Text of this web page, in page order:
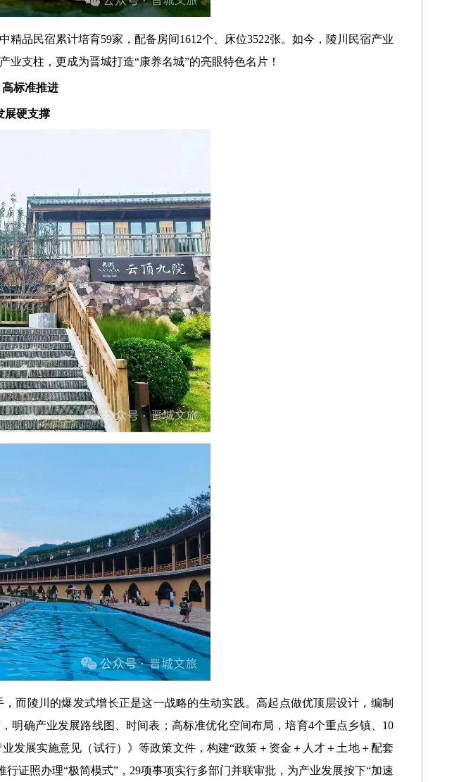
品民宿累计培育59家，配备房间1612个、床位3522张。如今，陵川民宿产业
支柱，更成为晋城打造“康养名城”的亮眼特色名片！
标准推进
展硬支撑
而陵川的爆发式增长正是这一战略的生动实践。高起点做优顶层设计，编制
明确产业发展路线图、时间表；高标准优化空间布局，培育4个重点乡镇、10
发展实施意见（试行）》等政策文件，构建“政策＋资金＋人才＋土地＋配套
证照办理“极简模式”，29项事项实行多部门并联审批，为产业发展按下“加速